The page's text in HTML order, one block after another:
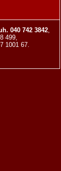
040 742 3842,
499,
1001 67.